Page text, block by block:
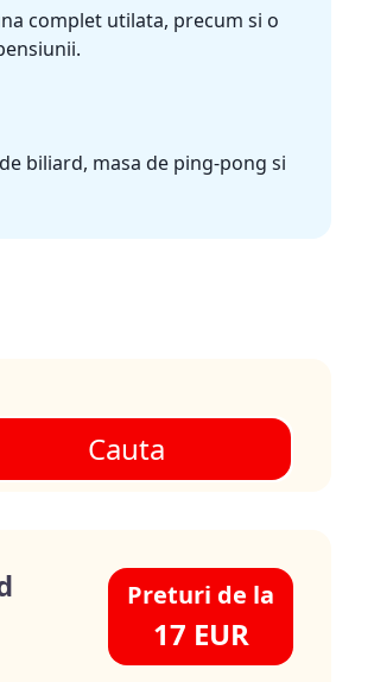
complet utilata, precum si o
biliard, masa de ping-pong si
Cauta
Preturi de la
17 EUR